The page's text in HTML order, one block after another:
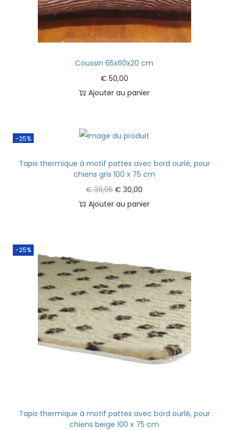
Coussin 65x60x20 cm
€ 50,00
Ajouter au panier
-25%
Tapis thermique à motif pattes avec bord ourlé, pour
chiens gris 100 x 75 cm
€39,95 € 30,00
Ajouter au panier
-25%
Tapis thermique à motif pattes avec bord ourlé, pour
chiens beige 100 x 75 cm